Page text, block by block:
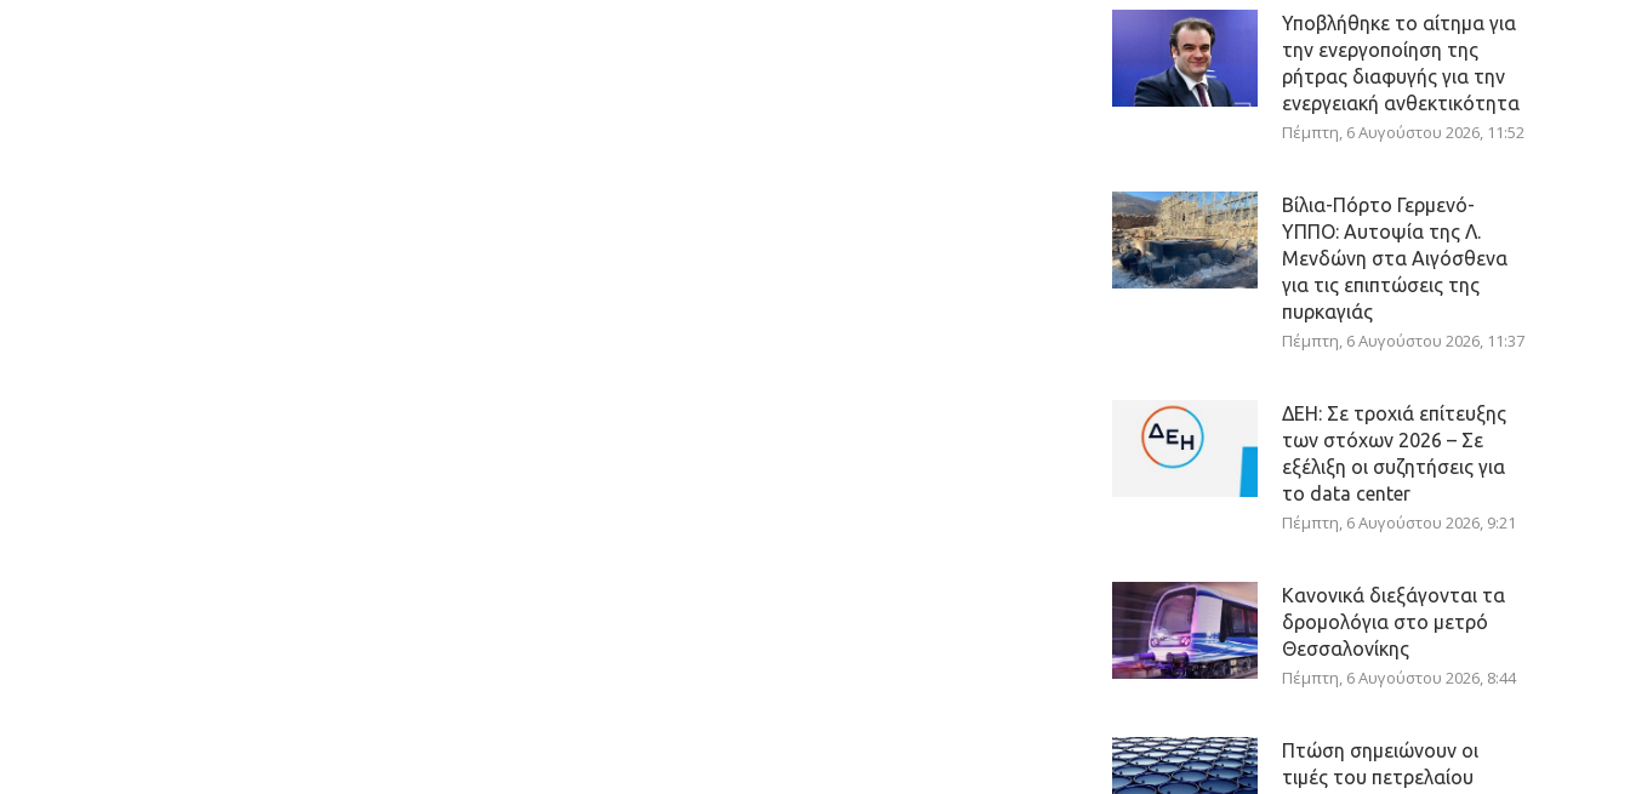
Υποβλήθηκε το αίτημα για
την ενεργοποίηση της
ρήτρας διαφυγής για την
ενεργειακή ανθεκτικότητα
Πέμπτη, 6 Αυγούστου 2026, 11:52
Βίλια-Πόρτο Γερμενό-
ΥΠΠΟ: Αυτοψία της Λ.
Μενδώνη στα Αιγόσθενα
για τις επιπτώσεις της
πυρκαγιάς
Πέμπτη, 6 Αυγούστου 2026, 11:37
ΔΕΗ: Σε τροχιά επίτευξης
των στόχων 2026 – Σε
εξέλιξη οι συζητήσεις για
το data center
Πέμπτη, 6 Αυγούστου 2026, 9:21
Κανονικά διεξάγονται τα
δρομολόγια στο μετρό
Θεσσαλονίκης
Πέμπτη, 6 Αυγούστου 2026, 8:44
Πτώση σημειώνουν οι
τιμές του πετρελαίου